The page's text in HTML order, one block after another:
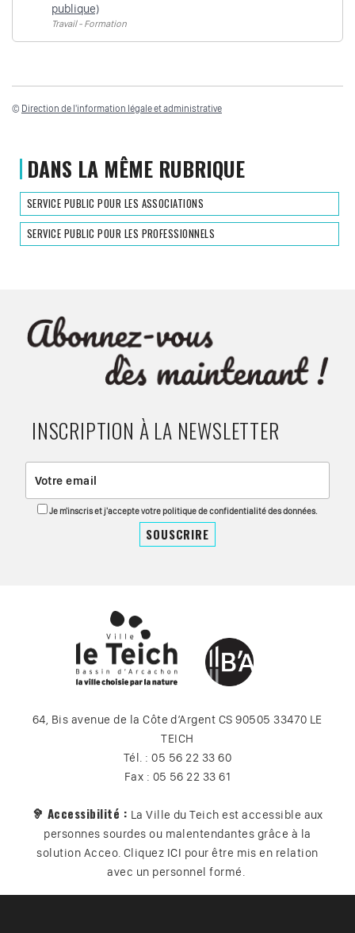
publique)
Travail - Formation
© Direction de l'information légale et administrative
DANS LA MÊME RUBRIQUE
SERVICE PUBLIC POUR LES ASSOCIATIONS
SERVICE PUBLIC POUR LES PROFESSIONNELS
INSCRIPTION À LA NEWSLETTER
Je m'inscris et j'accepte votre politique de confidentialité des données.
64, Bis avenue de la Côte d’Argent CS 90505 33470 LE
TEICH
Tél. : 05 56 22 33 60
Fax : 05 56 22 33 61
🦻 Accessibilité : La Ville du Teich est accessible aux
personnes sourdes ou malentendantes grâce à la
solution Acceo. Cliquez ICI pour être mis en relation
avec un personnel formé.